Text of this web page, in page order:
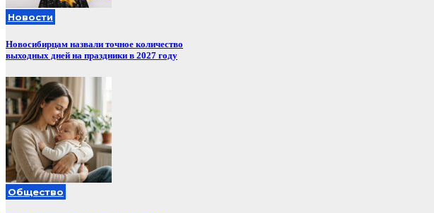
Новости
Новосибирцам назвали точное количество
выходных дней на праздники в 2027 году
Общество